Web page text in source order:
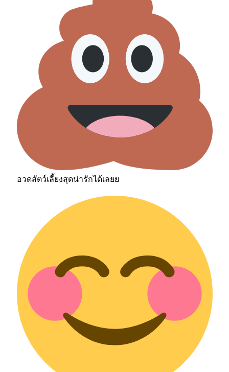
อวดสัตว์เลี้ยงสุดน่ารักได้เลยย